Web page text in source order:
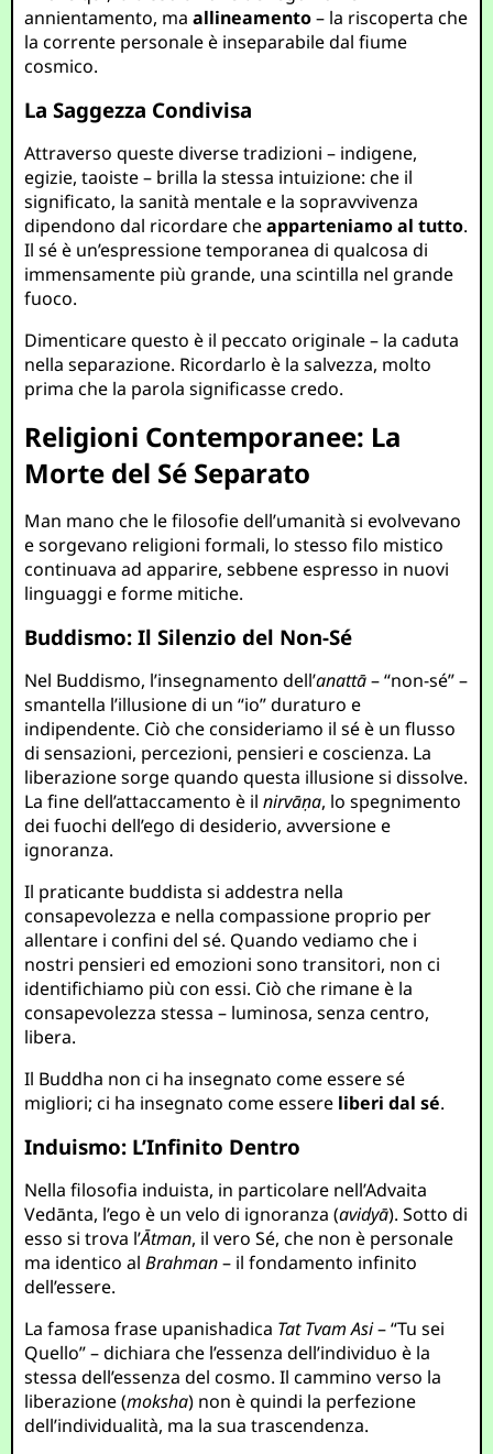
annientamento, maallineamento– la riscoperta che
la corrente personale è inseparabile dal fiume
cosmico.
La Saggezza Condivisa
Attraverso queste diverse tradizioni – indigene,
egizie, taoiste – brilla la stessa intuizione: che il
significato, la sanità mentale e la sopravvivenza
dipendono dal ricordare cheapparteniamo al tutto.
Il sé è un’espressione temporanea di qualcosa di
immensamente più grande, una scintilla nel grande
fuoco.
Dimenticare questo è il peccato originale – la caduta
nella separazione. Ricordarlo è la salvezza, molto
prima che la parola significasse credo.
Religioni Contemporanee: La
Morte del Sé Separato
Man mano che le filosofie dell’umanità si evolvevano
e sorgevano religioni formali, lo stesso filo mistico
continuava ad apparire, sebbene espresso in nuovi
linguaggi e forme mitiche.
Buddismo: Il Silenzio del Non-Sé
Nel Buddismo, l’insegnamento dell’anattā– “non-sé” –
smantella l’illusione di un “io” duraturo e
indipendente. Ciò che consideriamo il sé è un flusso
di sensazioni, percezioni, pensieri e coscienza. La
liberazione sorge quando questa illusione si dissolve.
La fine dell’attaccamento è ilnirvāṇa, lo spegnimento
dei fuochi dell’ego di desiderio, avversione e
ignoranza.
Il praticante buddista si addestra nella
consapevolezza e nella compassione proprio per
allentare i confini del sé. Quando vediamo che i
nostri pensieri ed emozioni sono transitori, non ci
identifichiamo più con essi. Ciò che rimane è la
consapevolezza stessa – luminosa, senza centro,
libera.
Il Buddha non ci ha insegnato come essere sé
migliori; ci ha insegnato come essere liberi dal sé.
Induismo: L’Infinito Dentro
Nella filosofia induista, in particolare nell’Advaita
Vedānta, l’ego è un velo di ignoranza (avidyā). Sotto di
esso si trova l’Ātman, il vero Sé, che non è personale
ma identico alBrahman– il fondamento infinito
dell’essere.
La famosa frase upanishadica Tat Tvam Asi– “Tu sei
Quello” – dichiara che l’essenza dell’individuo è la
stessa dell’essenza del cosmo. Il cammino verso la
liberazione (moksha) non è quindi la perfezione
dell’individualità, ma la sua trascendenza.